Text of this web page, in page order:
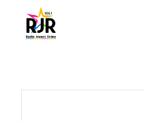
content